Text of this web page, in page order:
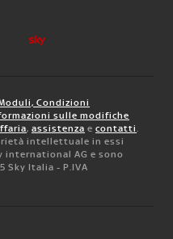
Condizioni
sulle modifiche
, assistenza e contatti.
intellettuale in essi
AG e sono
Sky Italia - P.IVA